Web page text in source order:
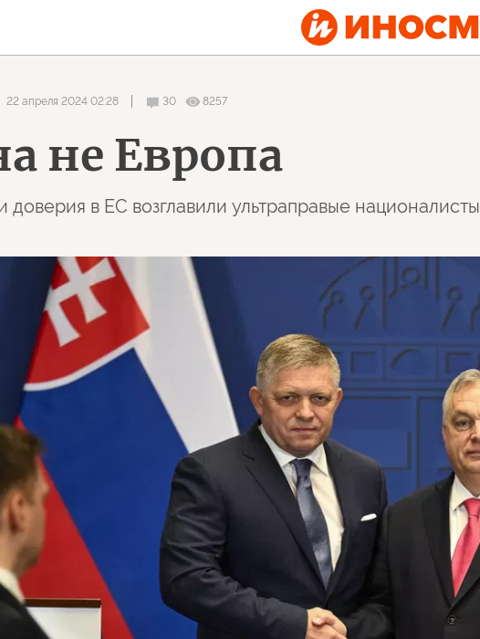
22 апреля 2024 02:28 30 8257
не Европа
доверия в ЕС возглавили ультраправые националисты